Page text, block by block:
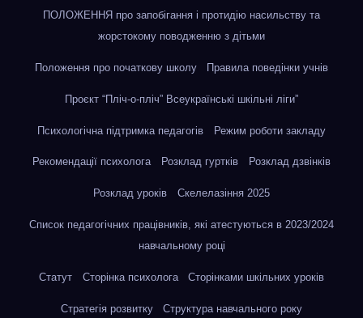
ПОЛОЖЕННЯ про запобігання і протидію насильству та
жорстокому поводженню з дітьми
Положення про початкову школу Правила поведінки учнів
Проєкт “Пліч-о-пліч” Всеукраїнські шкільні ліги”
Психологічна підтримка педагогів Режим роботи закладу
Рекомендації психолога Розклад гуртків Розклад дзвінків
Розклад уроків Скелелазіння 2025
Список педагогічних працівників, які атестуються в 2023/2024
навчальному році
Статут Сторінка психолога Сторінками шкільних уроків
Стратегія розвитку Структура навчального року